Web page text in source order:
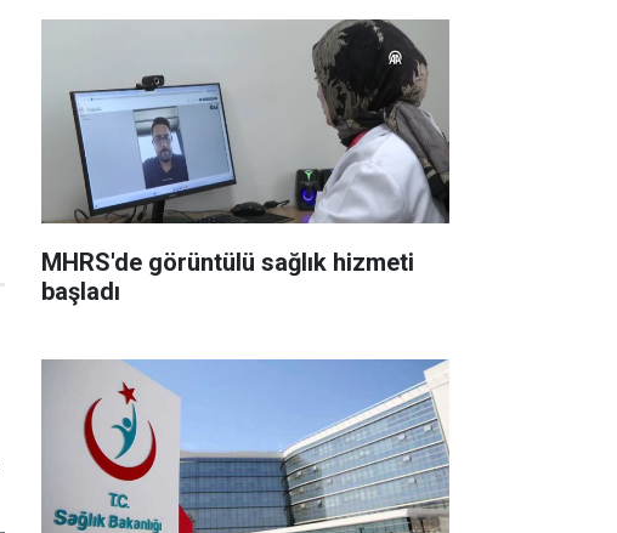
MHRS'de görüntülü sağlık hizmeti
başladı